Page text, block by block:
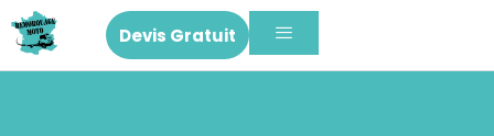
Devis Gratuit